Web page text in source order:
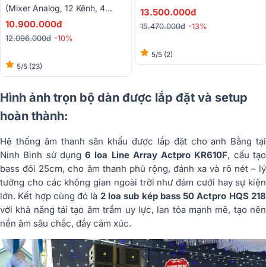
(Mixer Analog, 12 Kênh, 4
Mono, 4 Stereo)
10.900.000đ
12.096.000đ -10%
5/5 (23)
13.500.000đ
15.470.000đ -13%
5/5 (2)
Hình ảnh trọn bộ dàn được lắp đặt và setup
hoàn thành:
Hệ thống âm thanh sân khấu được lắp đặt cho anh Bằng tại
Ninh Bình sử dụng6 loa Line Array Actpro KR610F, cấu tạo
bass đôi 25cm, cho âm thanh phủ rộng, đánh xa và rõ nét – lý
tưởng cho các không gian ngoài trời như đám cưới hay sự kiện
lớn. Kết hợp cùng đó là 2 loa sub kép bass 50 Actpro HQS 218
với khả năng tái tạo âm trầm uy lực, lan tỏa mạnh mẽ, tạo nên
nền âm sâu chắc, đầy cảm xúc.